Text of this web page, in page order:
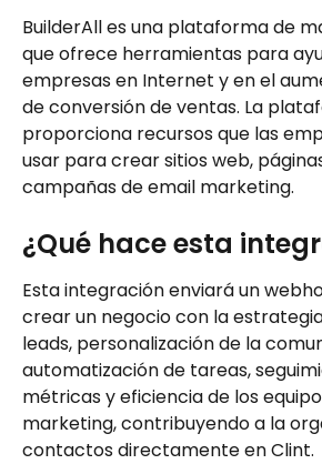
BuilderAll es una plataforma de
que ofrece herramientas para
empresas en Internet y en el
de conversión de ventas. La
proporciona recursos que las
usar para crear sitios web,
campañas de email marketing.
¿Qué hace esta
Esta integración enviará un
crear un negocio con la
leads, personalización de la
automatización de tareas,
métricas y eficiencia de los
marketing, contribuyendo a la
contactos directamente en Clint.